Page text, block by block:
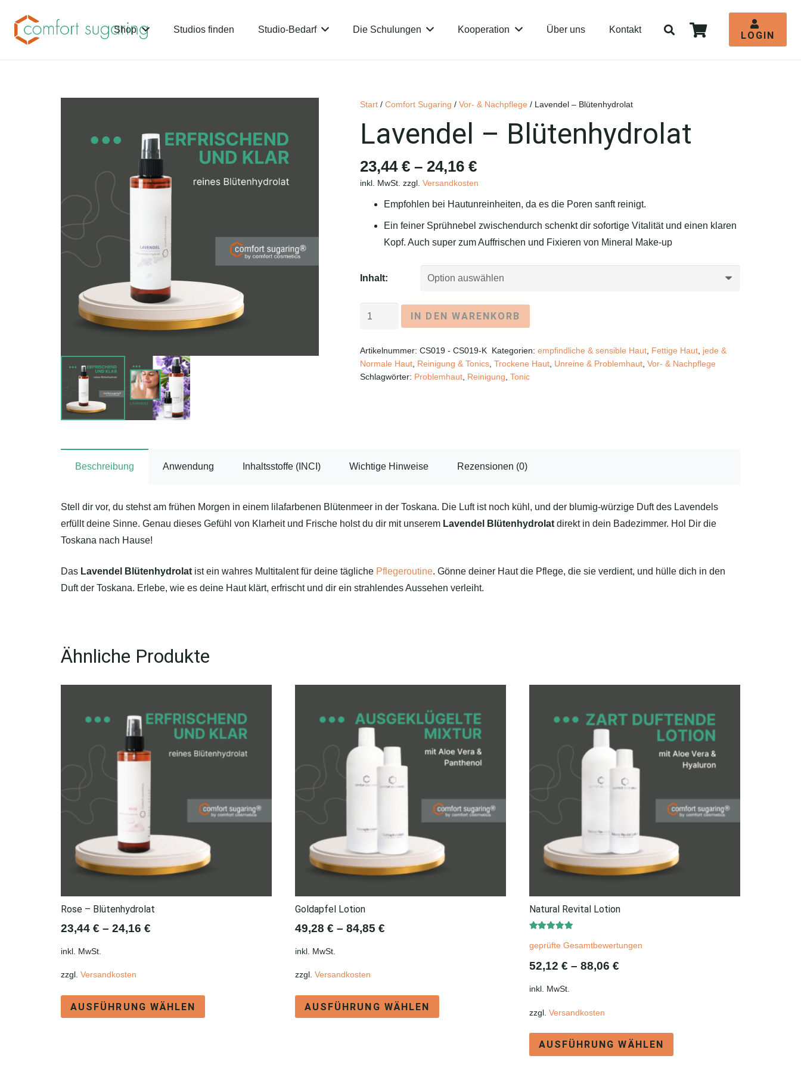
Shop Studios finden Studio-Bedarf Die Schulungen Kooperation Über uns Kontakt
LOGIN
Start/ Comfort Sugaring / Vor- & Nachpflege / Lavendel – Blütenhydrolat
Lavendel – Blütenhydrolat
23,44 €– 24,16 €
inkl. MwSt. zzgl. Versandkosten
Empfohlen bei Hautunreinheiten, da es die Poren sanft reinigt.
Ein feiner Sprühnebel zwischendurch schenkt dir sofortige Vitalität und einen klaren
Kopf. Auch super zum Auffrischen und Fixieren von Mineral Make-up
Inhalt:
Lavendel
Menge
IN DEN WARENKORB
Artikelnummer: CS019 - CS019-K Kategorien:empfindliche & sensible Haut Fettige Haut jede &
Normale Haut, Reinigung & Tonics, Trockene Haut, Unreine & Problemhaut, Vor- & Nachpflege
Schlagwörter: Problemhaut, Reinigung Tonic
Beschreibung Anwendung Inhaltsstoffe (INCI) Wichtige Hinweise Rezensionen (0)
Stell dir vor, du stehst am frühen Morgen in einem lilafarbenen Blütenmeer in der Toskana. Die Luft ist noch kühl, und der blumig-würzige Duft des Lavendels
erfüllt deine Sinne. Genau dieses Gefühl von Klarheit und Frische holst du dir mit unserem Lavendel Blütenhydrolatdirekt in dein Badezimmer. Hol Dir die
Toskana nach Hause!
Das Lavendel Blütenhydrolatist ein wahres Multitalent für deine tägliche Pflegeroutine. Gönne deiner Haut die Pflege, die sie verdient, und hülle dich in den
Duft der Toskana. Erlebe, wie es deine Haut klärt, erfrischt und dir ein strahlendes Aussehen verleiht.
Ähnliche Produkte
Rose – Blütenhydrolat
23,44 € – 24,16 €
inkl. MwSt.
zzgl. Versandkosten
AUSFÜHRUNG WÄHLEN
Goldapfel Lotion
49,28 € – 84,85 €
inkl. MwSt.
zzgl. Versandkosten
AUSFÜHRUNG WÄHLEN
Natural Revital Lotion
geprüfte Gesamtbewertungen
52,12 € – 88,06 €
inkl. MwSt.
zzgl. Versandkosten
AUSFÜHRUNG WÄHLEN